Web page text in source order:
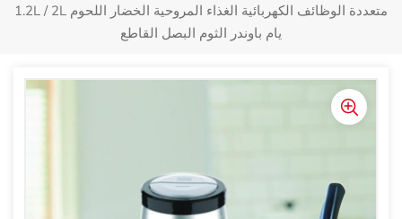
1.2L / 2L متعددة الوظائف الكهربائية الغذاء المروحية الخضار اللحوم
يام باوندر الثوم البصل القاطع